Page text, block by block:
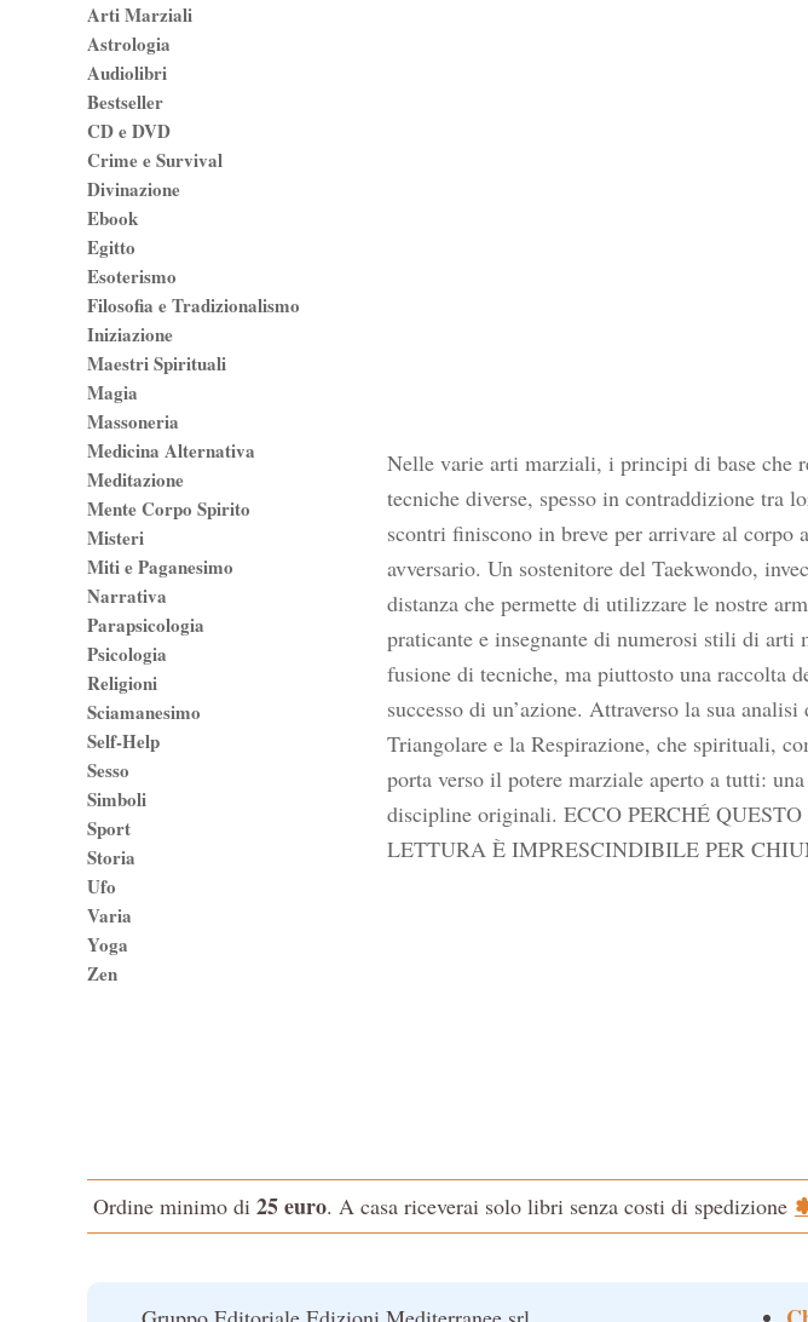
Nelle varie arti marziali, i principi di base che
tecniche diverse, spesso in contraddizione tra
scontri finiscono in breve per arrivare al corpo
avversario. Un sostenitore del Taekwondo,
distanza che permette di utilizzare le nostre
praticante e insegnante di numerosi stili di
fusione di tecniche, ma piuttosto una raccolta
successo di un’azione. Attraverso la sua
Triangolare e la Respirazione, che spirituali,
porta verso il potere marziale aperto a tutti:
discipline originali. ECCO PERCHÉ
LETTURA È IMPRESCINDIBILE PER
Arti Marziali
Astrologia
Audiolibri
Bestseller
CD e DVD
Crime e Survival
Divinazione
Ebook
Egitto
Esoterismo
Filosofia e Tradizionalismo
Iniziazione
Maestri Spirituali
Magia
Massoneria
Medicina Alternativa
Meditazione
Mente Corpo Spirito
Misteri
Miti e Paganesimo
Narrativa
Parapsicologia
Psicologia
Religioni
Sciamanesimo
Self-Help
Sesso
Simboli
Sport
Storia
Ufo
Varia
Yoga
Zen
Ordine minimo di 25 euro. A casa riceverai solo libri senza costi di spedizione